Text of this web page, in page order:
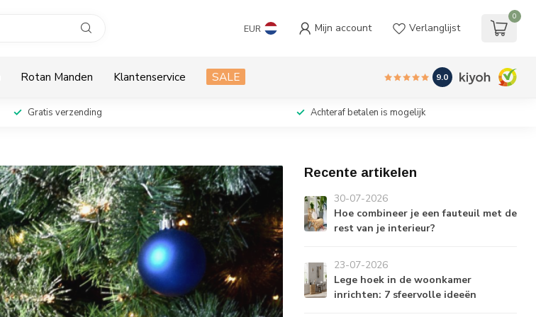
EUR Mijn account Verlanglijst
0
Rotan Manden Klantenservice SALE 9.0
Gratis verzending Achteraf betalen is mogelijk
Recente artikelen
30-07-2026
Hoe combineer je een fauteuil met de
rest van je interieur?
23-07-2026
Lege hoek in de woonkamer
inrichten: 7 sfeervolle ideeën